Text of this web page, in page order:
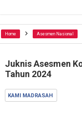
Home Asesmen Nasional
Juknis Asesmen
Tahun 2024
KAMI MADRASAH